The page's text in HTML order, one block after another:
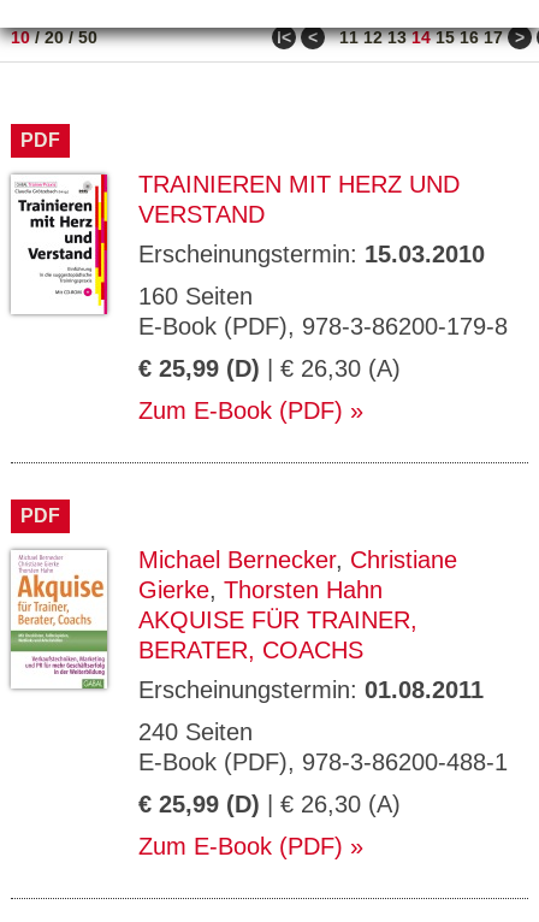
10/20/50 ǀ< < 11 12 13 14 15 16 17 >
PDF
TRAINIEREN MIT HERZ UND
VERSTAND
Erscheinungstermin: 15.03.2010
160 Seiten
E-Book (PDF), 978-3-86200-179-8
€ 25,99 (D) | € 26,30 (A)
Zum E-Book (PDF)
PDF
Michael Bernecker, Christiane
Gierke, Thorsten Hahn
AKQUISE FÜR TRAINER,
BERATER, COACHS
Erscheinungstermin: 01.08.2011
240 Seiten
E-Book (PDF), 978-3-86200-488-1
€ 25,99 (D) | € 26,30 (A)
Zum E-Book (PDF)
Name Zweck
ESSION
_ID
GV_CO
OKIES
gabal-
de
Speichert den Zustimmungsstatus des
Domäne.
90